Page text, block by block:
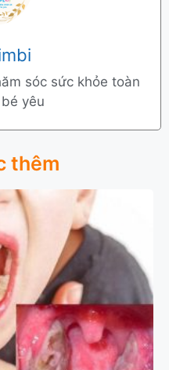
sóc sức khỏe toàn
yêu
thêm